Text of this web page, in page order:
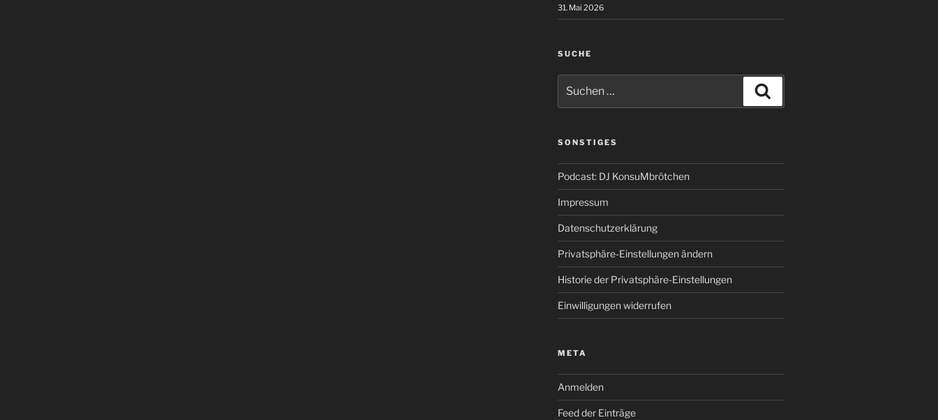
31. Mai 2026
SUCHE
nach:
SONSTIGES
Podcast: DJ KonsuMbrötchen
Impressum
Datenschutzerklärung
Privatsphäre-Einstellungen ändern
Historie der Privatsphäre-Einstellungen
Einwilligungen widerrufen
META
Anmelden
Feed der Einträge